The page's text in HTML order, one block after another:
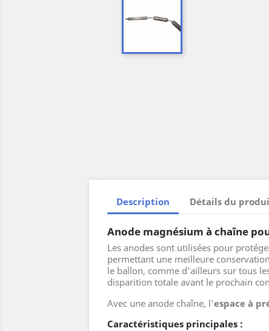
Description Détails du
Anode magnésium à chaîne
Les anodes sont utilisées pour
permettant une meilleure
le ballon, comme d'ailleurs sur tous
disparition totale avant le prochain
Avec une anode chaîne, l'espace à
Caractéristiques principales :